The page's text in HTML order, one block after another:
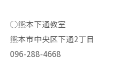
◯熊本下通教室
熊本市中央区下通2丁目
096-288-4668